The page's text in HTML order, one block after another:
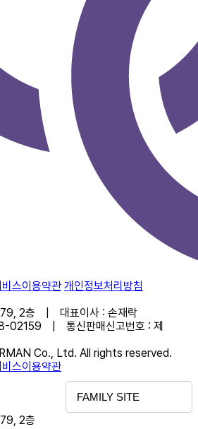
스이용약관 개인정보처리방침
2층 | 대표이사 : 손재락
02159 | 통신판매신고번호 : 제
Co., Ltd. All rights reserved.
FAMILY SITE
스이용약관
2층